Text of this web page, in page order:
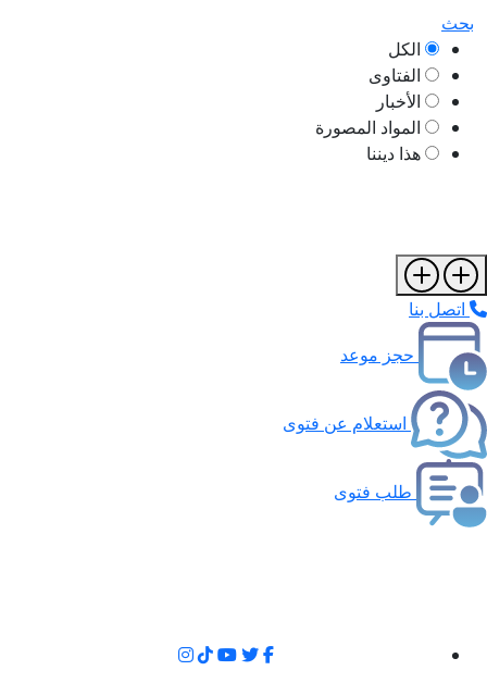
بحث
الكل
الفتاوى
الأخبار
المواد المصورة
هذا ديننا
اتصل بنا
حجز موعد
استعلام عن فتوى
طلب فتوى